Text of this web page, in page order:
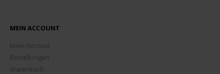
MEIN ACCOUNT
Mein Account
Bestellungen
Warenkorb